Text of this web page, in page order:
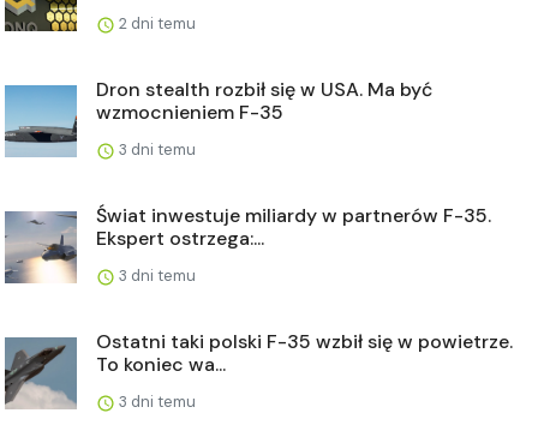
2 dni temu
Dron stealth rozbił się w USA. Ma być
wzmocnieniem F-35
3 dni temu
Świat inwestuje miliardy w partnerów F-35.
Ekspert ostrzega:...
3 dni temu
Ostatni taki polski F-35 wzbił się w powietrze.
To koniec wa...
3 dni temu